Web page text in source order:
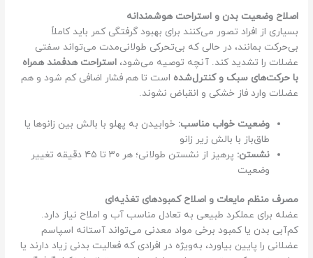
اصلاح وضعیت بدن و استراحت هوشمندانه
بسیاری از افراد تصور می‌کنند برای بهبود گرفتگی کمر باید کاملاً
بی‌حرکت بمانند، در حالی که بی‌تحرکی طولانی‌مدت می‌تواند سفتی
عضلات را تشدید کند. آنچه توصیه می‌شود،استراحت هدفمند همراه
با حرکت‌های سبک و کنترل‌شده است تا هم فشار اضافی کم شود و هم
عضلات وارد فاز خشکی و انقباض نشوند.
وضعیت خواب مناسب: خوابیدن به پهلو با بالش بین زانوها یا
طاق‌باز با بالش زیر زانو
نشستن:
پرهیز از نشستن طولانی؛ هر ۳۰ تا ۴۵ دقیقه تغییر
وضعیت
مصرف منظم مایعات و اصلاح کمبودهای تغذیه‌ای
عضله برای عملکرد طبیعی به تعادل مناسب آب و املاح نیاز دارد.
کم‌آبی بدن یا کمبود برخی مواد معدنی می‌تواند آستانه اسپاسم
عضلانی را پایین بیاورد، به‌ویژه در افرادی که فعالیت بدنی زیاد دارند یا